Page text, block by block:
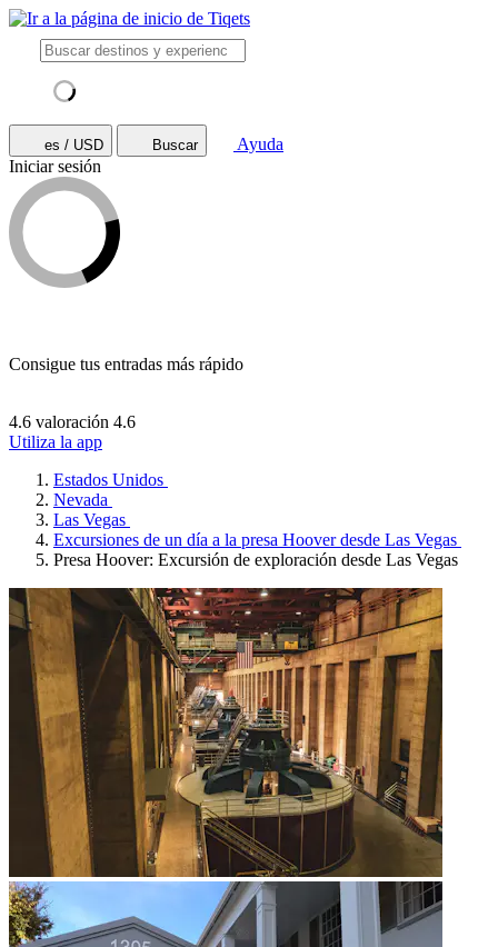
es / USD Buscar
Ayuda
Iniciar sesión
Consigue tus entradas más rápido
4.6 valoración 4.6
Utiliza la app
Estados Unidos
Nevada
Las Vegas
Excursiones de un día a la presa Hoover desde Las Vegas
Presa Hoover: Excursión de exploración desde Las Vegas